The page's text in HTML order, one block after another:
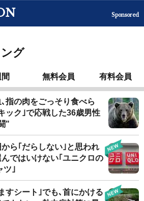
Sponsored
グ
無料会員 有料会員
指の肉をごっそり食べら
ック｣で応戦した36歳男性
"
ら｢だらしない｣と思われ
ではいけない｢ユニクロの
ツ｣
すシート｣でも､首にかける